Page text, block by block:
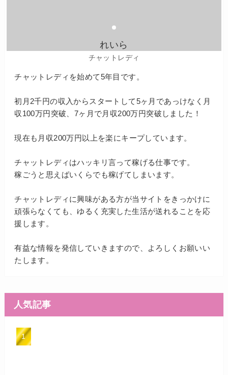
れいら
チャットレディ
チャットレディを始めて5年目です。
初月2千円の収入からスタートして5ヶ月であっけなく月
収100万円突破、7ヶ月で月収200万円突破しました！
現在も月収200万円以上を楽にキープしています。
チャットレディはハッキリ言って稼げる仕事です。
稼ごうと思えばいくらでも稼げてしまいます。
チャットレディに興味がある方が当サイトをきっかけに
頑張らなくても、ゆるく充実した生活が送れることを応
援します。
有益な情報を発信していきますので、よろしくお願いい
たします。
人気記事